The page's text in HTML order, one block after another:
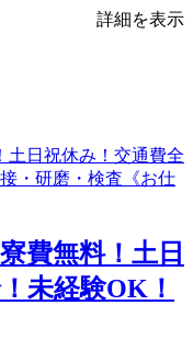
詳細を表示
費無料！土日
未経験OK！